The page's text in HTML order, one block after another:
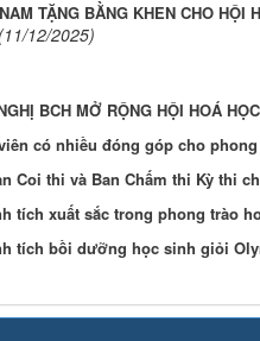
TẶNG BẰNG KHEN CHO HỘI
(11/12/2025)
BCH MỞ RỘNG HỘI HOÁ
có nhiều đóng góp cho
Coi thi và Ban Chấm thi Kỳ thi
tích xuất sắc trong phong trào
tích bồi dưỡng học sinh giỏi